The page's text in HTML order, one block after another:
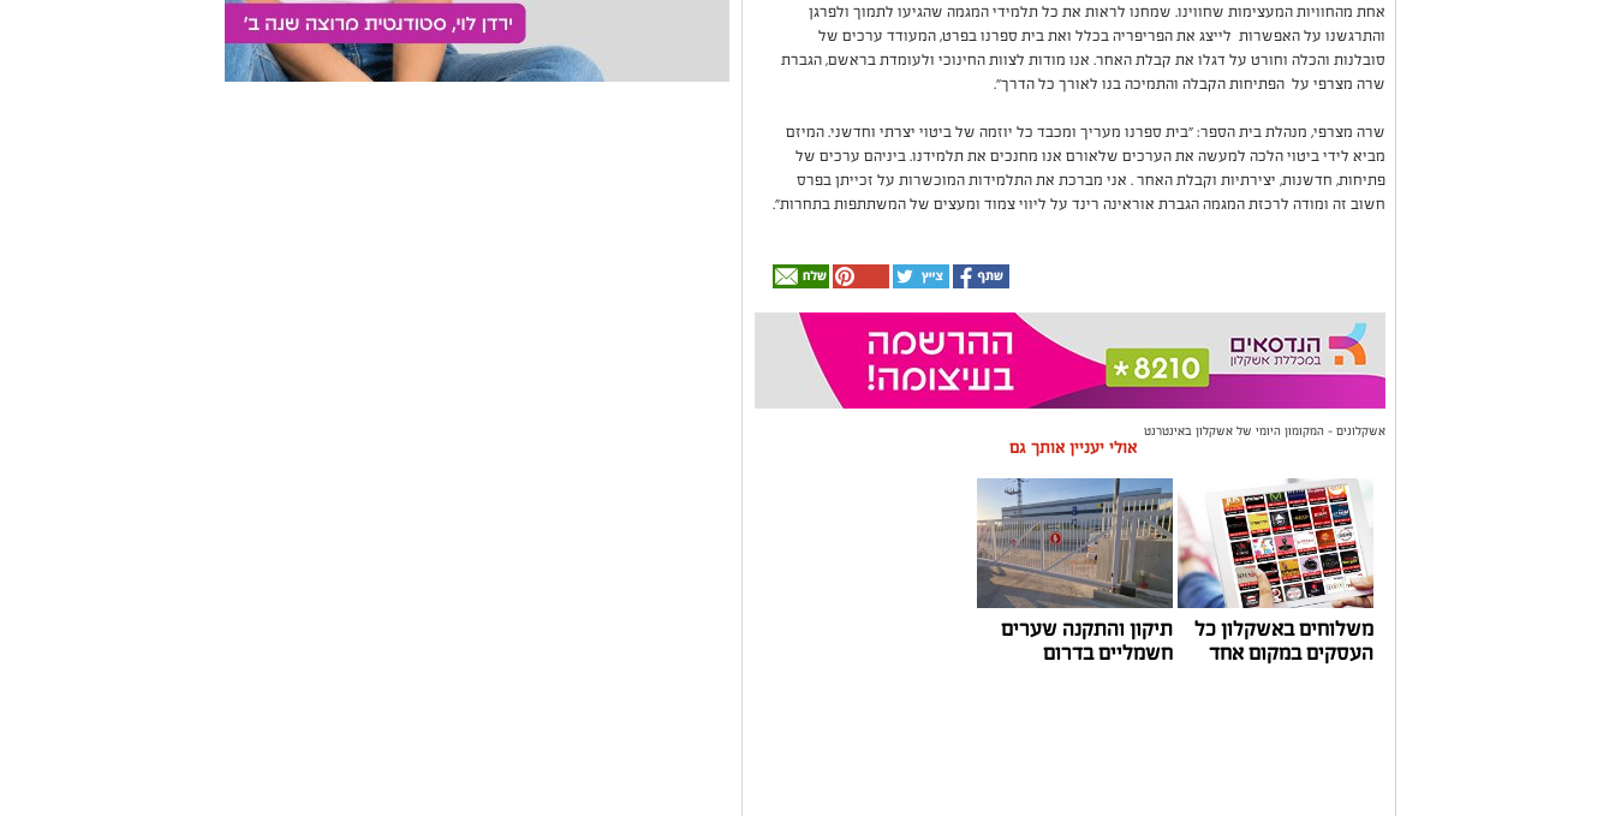
אחת מהחוויות המעצימות שחווינו. שמחנו לראות את כל תלמידי המגמה שהגיעו לתמוך ולפרגן
והתרגשנו על האפשרות לייצג את הפריפריה בכלל ואת בית ספרנו בפרט, המעודד ערכים של
סובלנות והכלה וחורט על דגלו את קבלת האחר. אנו מודות לצוות החינוכי ולעומדת בראשם, הגברת
שרה מצרפי על הפתיחות הקבלה והתמיכה בנו לאורך כל הדרך".
שרה מצרפי, מנהלת בית הספר: "בית ספרנו מעריך ומכבד כל יוזמה של ביטוי יצרתי וחדשני. המיזם
מביא לידי ביטוי הלכה למעשה את הערכים שלאורם אנו מחנכים את תלמידנו. ביניהם ערכים של
פתיחות, חדשנות, יצירתיות וקבלת האחר . אני מברכת את התלמידות המוכשרות על זכייתן בפרס
חשוב זה ומודה לרכזת המגמה הגברת אוראינה רינד על ליווי צמוד ומעצים של המשתתפות בתחרות".
אשקלונים - המקומון היומי של אשקלון באינטרנט
אולי יעניין אותך גם
משלוחים באשקלון כל
העסקים במקום אחד
תיקון והתקנה שערים
חשמליים בדרום